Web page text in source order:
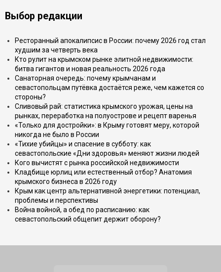
Выбор редакции
Ресторанный апокалипсис в России: почему 2026 год стал
худшим за четверть века
Кто рулит на крымском рынке элитной недвижимости:
битва гигантов и новая реальность 2026 года
Санаторная очередь: почему крымчанам и
севастопольцам путёвка достаётся реже, чем кажется со
стороны?
Сливовый рай: статистика крымского урожая, цены на
рынках, переработка на полуострове и рецепт варенья
«Только для достройки»: в Крыму готовят меру, которой
никогда не было в России
«Тихие убийцы» и спасение в субботу: как
севастопольские «Дни здоровья» меняют жизни людей
Кого вычистят с рынка российской недвижимости
Кладбище юрлиц или естественный отбор? Анатомия
крымского бизнеса в 2026 году
Крым как центр альтернативной энергетики: потенциал,
проблемы и перспективы
Война войной, а обед по расписанию: как
севастопольский общепит держит оборону?